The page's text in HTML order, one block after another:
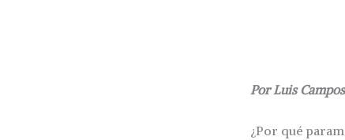
Por Luis
¿Por qué